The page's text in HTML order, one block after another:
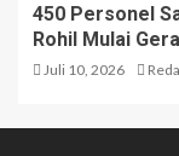
450 Personel
Rohil Mulai
Juli 10, 2026